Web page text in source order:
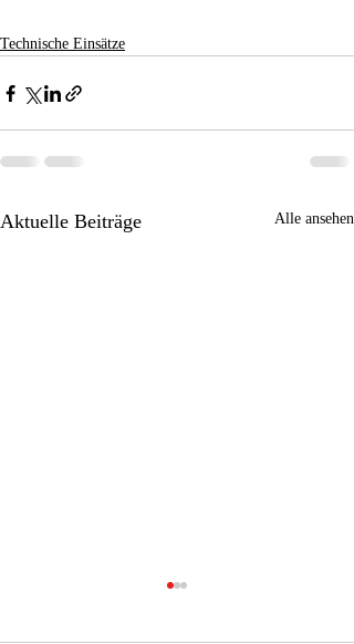
Technische Einsätze
Aktuelle Beiträge Alle ansehen